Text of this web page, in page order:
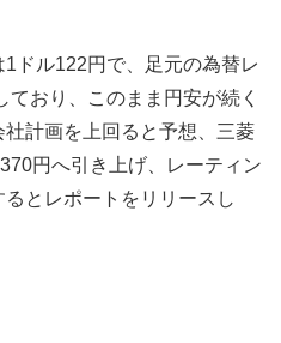
ドル122円で、足元の為替レ
おり、このまま円安が続く
計画を上回ると予想、三菱
円へ引き上げ、レーティン
とレポートをリリースし